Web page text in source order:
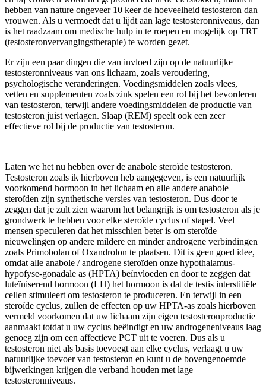
hebben van nature ongeveer 10 keer de hoeveelheid testosteron dan
vrouwen. Als u vermoedt dat u lijdt aan lage testosteronniveaus, dan
is het raadzaam om medische hulp in te roepen en mogelijk op TRT
(testosteronvervangingstherapie) te worden gezet.
Er zijn een paar dingen die van invloed zijn op de natuurlijke
testosteronniveaus van ons lichaam, zoals veroudering,
psychologische veranderingen. Voedingsmiddelen zoals vlees,
vetten en supplementen zoals zink spelen een rol bij het bevorderen
van testosteron, terwijl andere voedingsmiddelen de productie van
testosteron juist verlagen. Slaap (REM) speelt ook een zeer
effectieve rol bij de productie van testosteron.
Laten we het nu hebben over de anabole steroïde testosteron.
Testosteron zoals ik hierboven heb aangegeven, is een natuurlijk
voorkomend hormoon in het lichaam en alle andere anabole
steroïden zijn synthetische versies van testosteron. Dus door te
zeggen dat je zult zien waarom het belangrijk is om testosteron als je
grondwerk te hebben voor elke steroïde cyclus of stapel. Veel
mensen speculeren dat het misschien beter is om steroïde
nieuwelingen op andere mildere en minder androgene verbindingen
zoals Primobolan of Oxandrolon te plaatsen. Dit is geen goed idee,
omdat alle anabole / androgene steroïden onze hypothalamus-
hypofyse-gonadale as (HPTA) beïnvloeden en door te zeggen dat
luteïniserend hormoon (LH) het hormoon is dat de testis interstitiële
cellen stimuleert om testosteron te produceren. En terwijl in een
steroïde cyclus, zullen de effecten op uw HPTA-as zoals hierboven
vermeld voorkomen dat uw lichaam zijn eigen testosteronproductie
aanmaakt totdat u uw cyclus beëindigt en uw androgeneniveaus laag
genoeg zijn om een ​​affectieve PCT uit te voeren. Dus als u
testosteron niet als basis toevoegt aan elke cyclus, verlaagt u uw
natuurlijke toevoer van testosteron en kunt u de bovengenoemde
bijwerkingen krijgen die verband houden met lage
testosteronniveaus.